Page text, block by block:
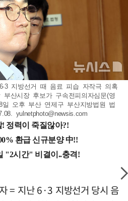
지방선거 때 음료 피습 자작극 의혹
산시장 후보가 구속전피의자심문(영
일 오후 부산 연제구 부산지방법원 법
yulnetphoto@newsis.com
= 지난 6·3 지방선거 당시 음